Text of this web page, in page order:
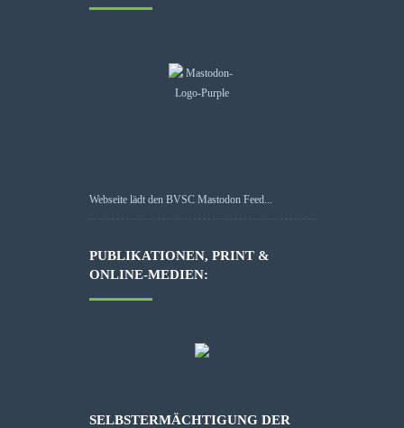
Webseite lädt den BVSC Mastodon Feed...
PUBLIKATIONEN, PRINT &
ONLINE-MEDIEN:
SELBSTERMÄCHTIGUNG DER